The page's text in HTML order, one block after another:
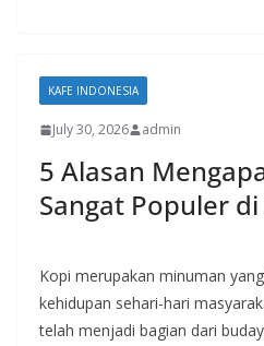
KAFE INDONESIA
July 30, 2026 admin
5 Alasan
Sangat Populer
Kopi merupakan minuman
kehidupan sehari-hari
telah menjadi bagian dari